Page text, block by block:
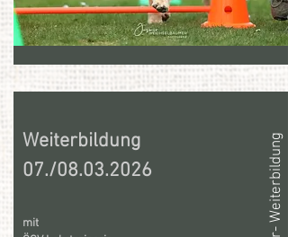
Weiterbildung
07./08.03.2026
mit